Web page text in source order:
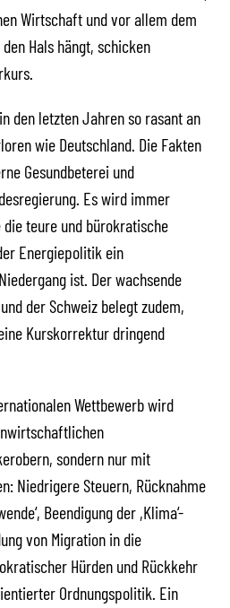
Wirtschaft und vor allem dem
Hals hängt, schicken
den letzten Jahren so rasant an
wie Deutschland. Die Fakten
Gesundbeterei und
Es wird immer
teure und bürokratische
Energiepolitik ein
ist. Der wachsende
der Schweiz belegt zudem,
Kurskorrektur dringend
Wettbewerb wird
sondern nur mit
Niedrigere Steuern, Rücknahme
Beendigung der ,Klima‘-
von Migration in die
Hürden und Rückkehr
Ordnungspolitik. Ein